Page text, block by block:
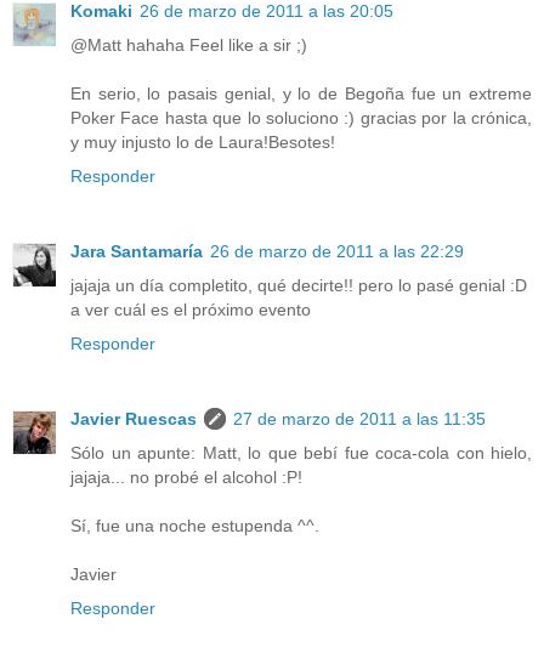
Komaki 26 de marzo de 2011 a las 20:05
@Matt hahaha Feel like a sir ;)
En serio, lo pasais genial, y lo de Begoña fue un extreme
Poker Face hasta que lo soluciono :) gracias por la crónica,
y muy injusto lo de Laura!Besotes!
Responder
Jara Santamaría 26 de marzo de 2011 a las 22:29
jajaja un día completito, qué decirte!! pero lo pasé genial :D
a ver cuál es el próximo evento
Responder
Javier Ruescas
27 de marzo de 2011 a las 11:35
Sólo un apunte: Matt, lo que bebí fue coca-cola con hielo,
jajaja... no probé el alcohol :P!
Sí, fue una noche estupenda ^^.
Javier
Responder